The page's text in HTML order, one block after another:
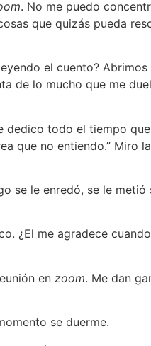
. No me puedo
que quizás pueda
el cuento? Abrimos
de lo mucho que me
dedico todo el tiempo
que no entiendo.” Miro
se le enredó, se le metió
¿El me agradece
en zoom. Me dan
se duerme.